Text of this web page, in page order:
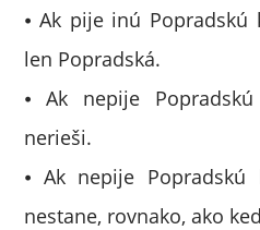
⦁ Ak pije inú
len Popradská.
⦁ Ak nepije
nerieši.
⦁ Ak nepije
nestane, rovnako, ako